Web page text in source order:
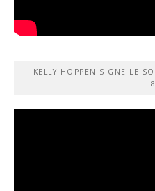
KELLY HOPPEN SIGNE LE